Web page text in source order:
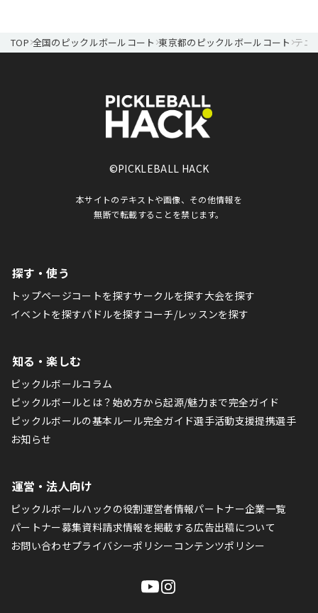
TOP 全国のピックルボールコート 東京都のピックルボールコート テニ
©PICKLEBALL HACK
本サイトのテキストや画像、その他情報を
無断で転載することを禁じます。
探す・使う
トップページコートを探すサークルを探す大会を探す
イベントを探すパドルを探すコーチ/レッスンを探す
知る・楽しむ
ピックルボールコラム
ピックルボールとは？始め方から起源/魅力まで完全ガイド
ピックルボールの基本ルール完全ガイド選手活動支援提携選手
お知らせ
運営・法人向け
ピックルボールハックの役割運営者情報パートナー企業一覧
パートナー募集資料請求情報を掲載する広告出稿について
お問い合わせプライバシーポリシーコンテンツポリシー